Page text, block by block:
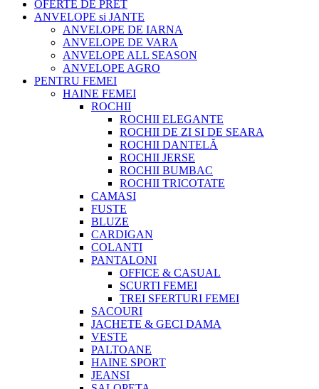
OFERTE DE PRET
ANVELOPE si JANTE
ANVELOPE DE IARNA
ANVELOPE DE VARA
ANVELOPE ALL SEASON
ANVELOPE AGRO
PENTRU FEMEI
HAINE FEMEI
ROCHII
ROCHII ELEGANTE
ROCHII DE ZI SI DE SEARA
ROCHII DANTELĂ
ROCHII JERSE
ROCHII BUMBAC
ROCHII TRICOTATE
CAMASI
FUSTE
BLUZE
CARDIGAN
COLANTI
PANTALONI
OFFICE & CASUAL
SCURTI FEMEI
TREI SFERTURI FEMEI
SACOURI
JACHETE & GECI DAMA
VESTE
PALTOANE
HAINE SPORT
JEANSI